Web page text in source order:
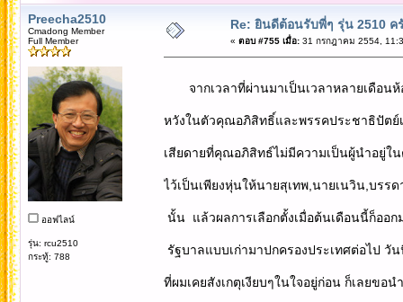
Preecha2510
Cmadong Member
Full Member
ออฟไลน์
รุ่น: rcu2510
กระทู้: 788
Re: ยินดีต้อนรับพี่ๆ รุ่น 2510 ค
« ตอบ #755 เมื่อ:31 กรกฎาคม 2554,
จากเวลาที่ผ่านมาเป็นเวลาหลายเดือนห้
หวังในตัวคุณอภิสิทธิ์และพรรคประชาธิปัต
เสียดายที่คุณอภิสิทธ์ไม่มีความเป็นผู้นำอยู่ใ
ไว้เป็นเพียงหุ่นให้นายสุเทพ,นายเนวิน,บรร
นั้น แล้วผลการเลือกตั้งเมื่อต้นเดือนนี้ก็ออก
รัฐบาลแบบเก่ามาปกครองประเทศต่อไป
ที่ผมเคยสังเกตุเงียบๆในใจอยู่ก่อน ก็เลยขอ